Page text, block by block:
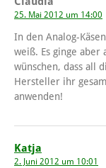
25. Mai 2012 um 14:00
In den Analog-
weiß. Es ginge
wünschen, dass all
Hersteller ihr
anwenden!
Katja
2. Juni 2012 um 10:01